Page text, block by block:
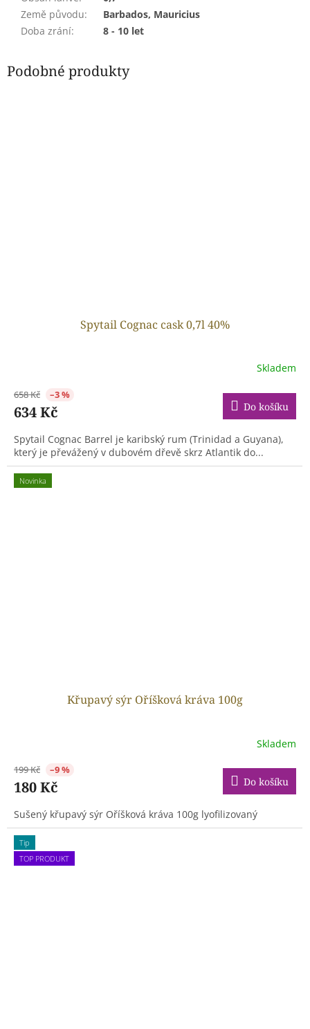
Země původu:
Barbados, Mauricius
Doba zrání: 8 - 10 let
Podobné produkty
Spytail Cognac cask 0,7l 40%
Skladem
658 Kč –3 %
634 Kč Do košíku
Spytail Cognac Barrel je karibský rum (Trinidad a Guyana),
který je převážený v dubovém dřevě skrz Atlantik do...
Novinka
Křupavý sýr Oříšková kráva 100g
Skladem
199 Kč –9 %
180 Kč Do košíku
Sušený křupavý sýr Oříšková kráva 100g lyofilizovaný
Tip
TOP PRODUKT